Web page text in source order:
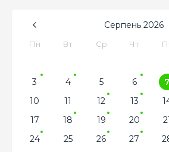
Серпень 2026
Пн Вт Ср Чт
3
4 5 6 7
10
11 12 13
17
18 19 20
24
25 26 27